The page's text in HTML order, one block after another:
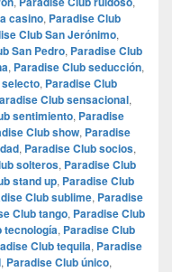
casino, Paradise Club
Club San Jerónimo,
San Pedro, Paradise Club
, Paradise Club seducción,
selecto, Paradise Club
Club sensacional,
sentimiento, Paradise
Club show, Paradise
, Paradise Club socios,
solteros, Paradise Club
stand up, Paradise Club
Club sublime, Paradise
Club tango, Paradise Club
tecnología, Paradise Club
Club tequila, Paradise
, Paradise Club único,